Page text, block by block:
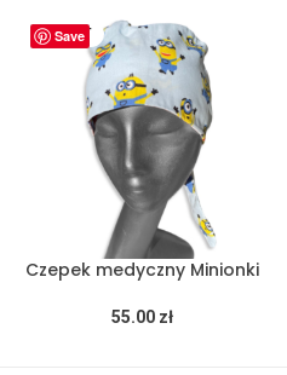
Save
SOLD OUT
Czepek medyczny Minionki
55.00 zł